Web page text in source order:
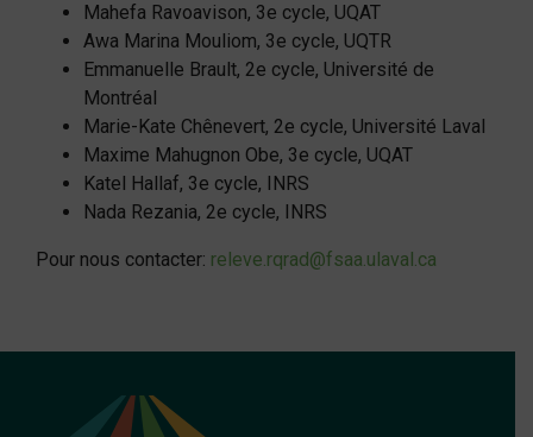
Mahefa Ravoavison, 3e cycle, UQAT
Awa Marina Mouliom, 3e cycle, UQTR
Emmanuelle Brault, 2e cycle, Université de
Montréal
Marie-Kate Chênevert, 2e cycle, Université Laval
Maxime Mahugnon Obe, 3e cycle, UQAT
Katel Hallaf, 3e cycle, INRS
Nada Rezania, 2e cycle, INRS
Pour nous contacter: releve.rqrad@fsaa.ulaval.ca